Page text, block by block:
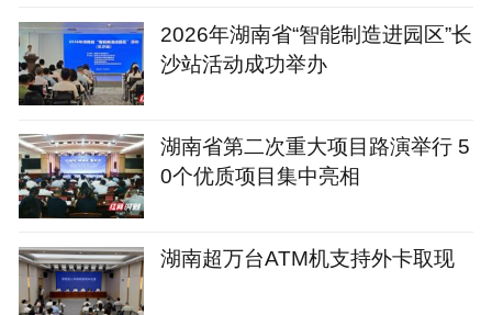
2026年湖南省“智能制造进园区”长
沙站活动成功举办
湖南省第二次重大项目路演举行 5
0个优质项目集中亮相
湖南超万台ATM机支持外卡取现